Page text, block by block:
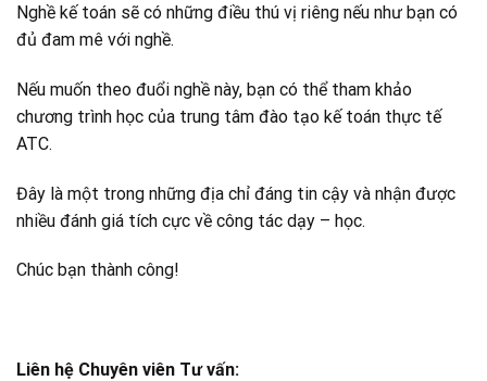
Nghề kế toán sẽ có những điều thú vị riêng nếu như bạn có
đủ đam mê với nghề.
Nếu muốn theo đuổi nghề này, bạn có thể tham khảo
chương trình học của trung tâm đào tạo kế toán thực tế
ATC.
Đây là một trong những địa chỉ đáng tin cậy và nhận được
nhiều đánh giá tích cực về công tác dạy – học.
Chúc bạn thành công!
Liên hệ Chuyên viên Tư vấn: